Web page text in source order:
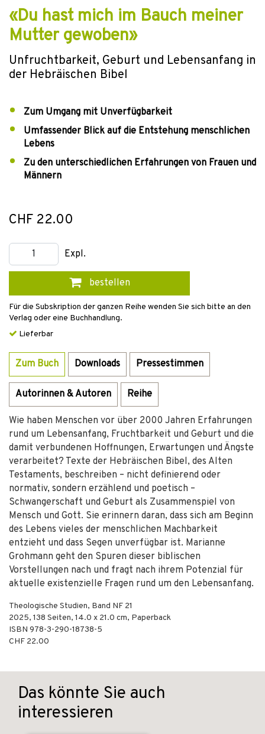
«Du hast mich im Bauch meiner
Mutter gewoben»
Unfruchtbarkeit, Geburt und Lebensanfang in
der Hebräischen Bibel
Zum Umgang mit Unverfügbarkeit
Umfassender Blick auf die Entstehung menschlichen
Lebens
Zu den unterschiedlichen Erfahrungen von Frauen und
Männern
CHF 22.00
Expl.
bestellen
Für die Subskription der ganzen Reihe wenden Sie sich bitte an den
Verlag oder eine Buchhandlung.
Lieferbar
Zum Buch Downloads Pressestimmen
Autorinnen & Autoren Reihe
Wie haben Menschen vor über 2000 Jahren Erfahrungen
rund um Lebensanfang, Fruchtbarkeit und Geburt und die
damit verbundenen Hoffnungen, Erwartungen und Ängste
verarbeitet? Texte der Hebräischen Bibel, des Alten
Testaments, beschreiben – nicht definierend oder
normativ, sondern erzählend und poetisch –
Schwangerschaft und Geburt als Zusammenspiel von
Mensch und Gott. Sie erinnern daran, dass sich am Beginn
des Lebens vieles der menschlichen Machbarkeit
entzieht und dass Segen unverfügbar ist. Marianne
Grohmann geht den Spuren dieser biblischen
Vorstellungen nach und fragt nach ihrem Potenzial für
aktuelle existenzielle Fragen rund um den Lebensanfang.
Theologische Studien, Band NF 21
2025, 138 Seiten, 14.0 x 21.0 cm, Paperback
ISBN 978-3-290-18738-5
CHF 22.00
Das könnte Sie auch
interessieren